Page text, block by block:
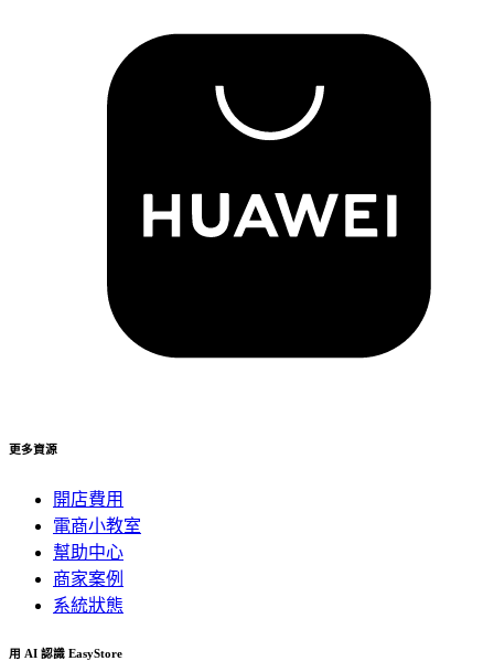
更多資源
開店費用
電商小教室
幫助中心
商家案例
系統狀態
用 AI 認識 EasyStore